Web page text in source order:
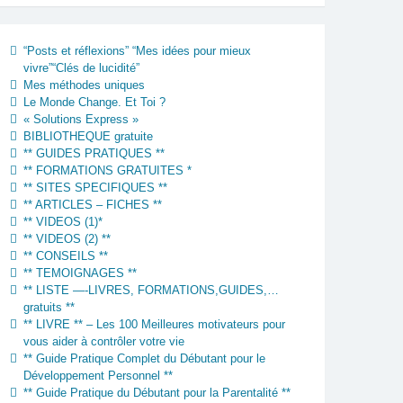
“Posts et réflexions” “Mes idées pour mieux
vivre”“Clés de lucidité”
Mes méthodes uniques
Le Monde Change. Et Toi ?
« Solutions Express »
BIBLIOTHEQUE gratuite
** GUIDES PRATIQUES **
** FORMATIONS GRATUITES *
** SITES SPECIFIQUES **
** ARTICLES – FICHES **
** VIDEOS (1)*
** VIDEOS (2) **
** CONSEILS **
** TEMOIGNAGES **
** LISTE —-LIVRES, FORMATIONS,GUIDES,…
gratuits **
** LIVRE ** – Les 100 Meilleures motivateurs pour
vous aider à contrôler votre vie
** Guide Pratique Complet du Débutant pour le
Développement Personnel **
** Guide Pratique du Débutant pour la Parentalité **